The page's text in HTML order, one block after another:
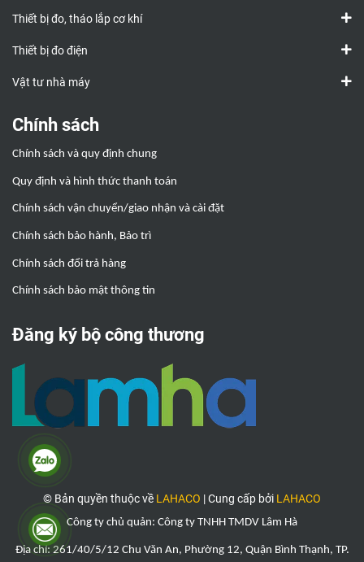
Thiết bị đo, tháo lắp cơ khí
Thiết bị đo điện
Vật tư nhà máy
Chính sách
Chính sách và quy định chung
Quy định và hình thức thanh toán
Chính sách vận chuyển/giao nhận và cài đặt
Chính sách bảo hành, Bảo trì
Chính sách đổi trả hàng
Chính sách bảo mật thông tin
Đăng ký bộ công thương
© Bản quyền thuộc về LAHACO |Cung cấp bởi LAHACO
Công ty chủ quản: Công ty TNHH TMDV Lâm Hà
Địa chỉ: 261/40/5/12 Chu Văn An, Phường 12, Quận Bình Thạnh, TP.